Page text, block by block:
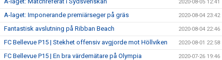
2020-08-05 12:41
A-laget: Imponerande premiärseger på gräs 2020-08-04 23:42
Fantastisk avslutning på Ribban Beach 2020-08-04 22:46
FC Bellevue P15 | Stekhet offensiv avgjorde mot Höllviken 2020-08-01 22:58
FC Bellevue P15 | En bra värdemätare på Olympia 2020-07-26 19:46